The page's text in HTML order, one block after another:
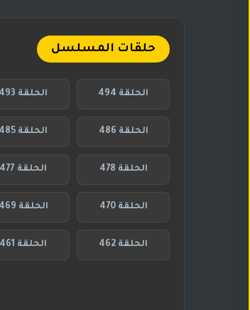
حلقات المسلسل
الحلقة 494 الحلقة 493
الحلقة 486 الحلقة 485
الحلقة 478 الحلقة 477
الحلقة 470 الحلقة 469
الحلقة 462 الحلقة 461